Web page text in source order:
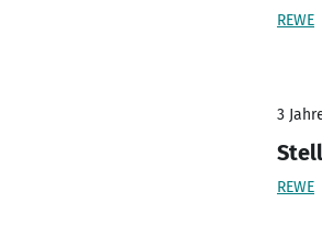
REWE
3
REWE